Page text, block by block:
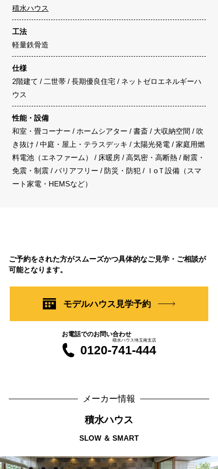
積水ハウス
工法
軽量鉄骨造
仕様
2階建て / 二世帯 / 長期優良住宅 / ネットゼロエネルギーハ
ウス
性能・設備
和室・畳コーナー / ホームシアター / 書斎 / 大収納空間 / 吹
き抜け / 中庭・屋上・テラスデッキ / 太陽光発電 / 家庭用燃
料電池（エネファーム） / 床暖房 / 高気密・高断熱 / 耐震・
免震・制震 / バリアフリー / 防災・防犯 / ＩoＴ設備（スマ
ート家電・HEMSなど）
ご予約をされた方がスムーズかつ具体的なご見学・ご相談が
可能となります。
モデルハウス見学予約
お電話でのお問い合わせ
0120-741-444
積水ハウス埼玉南支店
メーカー情報
積水ハウス
SLOW ＆ SMART